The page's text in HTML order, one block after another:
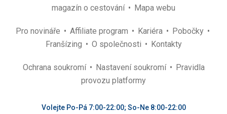
magazín o cestování
Mapa webu
Pro novináře Affiliate program Kariéra
Pobočky
Franšízing
O společnosti Kontakty
Ochrana soukromí Nastavení soukromí
Pravidla
provozu platformy
Volejte Po-Pá 7:00-22:00; So-Ne 8:00-22:00